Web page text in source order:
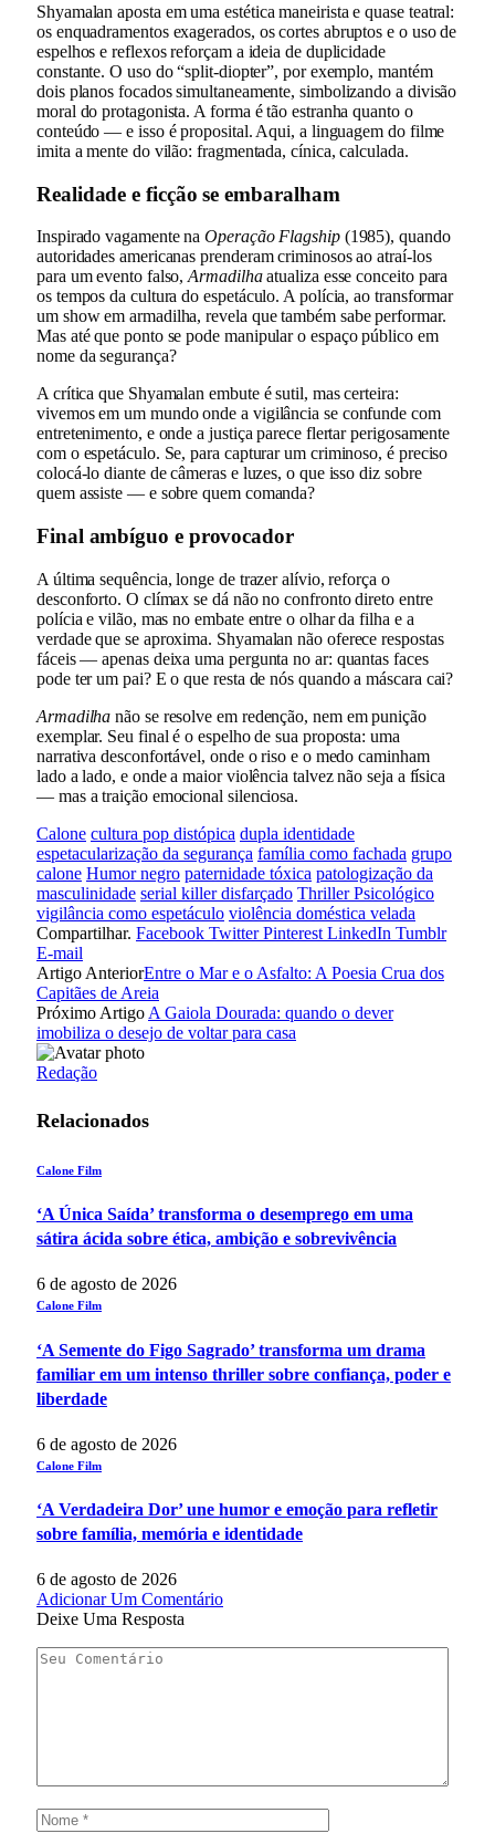
Shyamalan aposta em uma estética maneirista e quase teatral:
os enquadramentos exagerados, os cortes abruptos e o uso de
espelhos e reflexos reforçam a ideia de duplicidade
constante. O uso do “split-diopter”, por exemplo, mantém
dois planos focados simultaneamente, simbolizando a divisão
moral do protagonista. A forma é tão estranha quanto o
conteúdo — e isso é proposital. Aqui, a linguagem do filme
imita a mente do vilão: fragmentada, cínica, calculada.
Realidade e ficção se embaralham
Inspirado vagamente naOperação Flagship(1985), quando
autoridades americanas prenderam criminosos ao atraí-los
para um evento falso,Armadilhaatualiza esse conceito para
os tempos da cultura do espetáculo. A polícia, ao transformar
um show em armadilha, revela que também sabe performar.
Mas até que ponto se pode manipular o espaço público em
nome da segurança?
A crítica que Shyamalan embute é sutil, mas certeira:
vivemos em um mundo onde a vigilância se confunde com
entretenimento, e onde a justiça parece flertar perigosamente
com o espetáculo. Se, para capturar um criminoso, é preciso
colocá-lo diante de câmeras e luzes, o que isso diz sobre
quem assiste — e sobre quem comanda?
Final ambíguo e provocador
A última sequência, longe de trazer alívio, reforça o
desconforto. O clímax se dá não no confronto direto entre
polícia e vilão, mas no embate entre o olhar da filha e a
verdade que se aproxima. Shyamalan não oferece respostas
fáceis — apenas deixa uma pergunta no ar: quantas faces
pode ter um pai? E o que resta de nós quando a máscara cai?
Armadilha não se resolve em redenção, nem em punição
exemplar. Seu final é o espelho de sua proposta: uma
narrativa desconfortável, onde o riso e o medo caminham
lado a lado, e onde a maior violência talvez não seja a física
— mas a traição emocional silenciosa.
Calone cultura pop distópica dupla identidade
espetacularização da segurança família como fachada grupo
calone Humor negro paternidade tóxica patologização da
masculinidade serial killer disfarçado Thriller Psicológico
vigilância como espetáculo violência doméstica velada
Compartilhar. Facebook Twitter Pinterest LinkedIn Tumblr
E-mail
Artigo AnteriorEntre o Mar e o Asfalto: A Poesia Crua dos
Capitães de Areia
Próximo Artigo A Gaiola Dourada: quando o dever
imobiliza o desejo de voltar para casa
Redação
Relacionados
Calone Film
‘A Única Saída’ transforma o desemprego em uma
sátira ácida sobre ética, ambição e sobrevivência
6 de agosto de 2026
Calone Film
‘A Semente do Figo Sagrado’ transforma um drama
familiar em um intenso thriller sobre confiança, poder e
liberdade
6 de agosto de 2026
Calone Film
‘A Verdadeira Dor’ une humor e emoção para refletir
sobre família, memória e identidade
6 de agosto de 2026
Adicionar Um Comentário
Deixe Uma Resposta